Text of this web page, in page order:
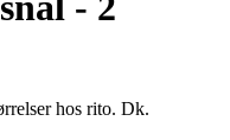
hos rito. Dk.